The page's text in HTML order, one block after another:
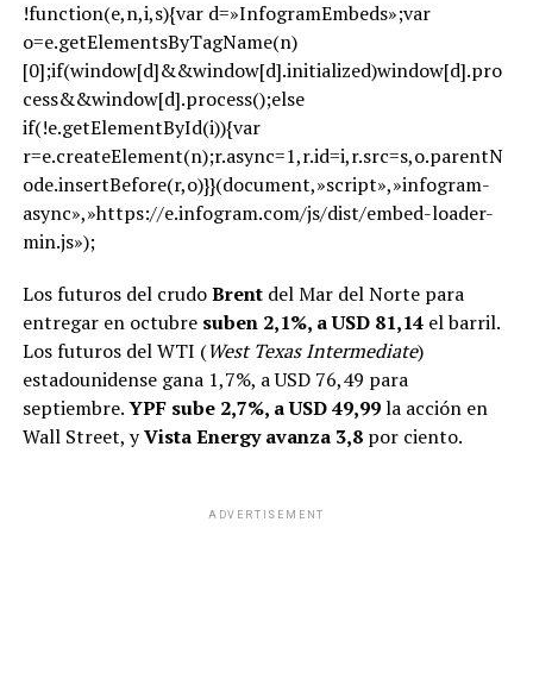
!function(e,n,i,s){var d=»InfogramEmbeds»;var
o=e.getElementsByTagName(n)
[0];if(window[d]&&window[d].initialized)window[d].pro
cess&&window[d].process();else
if(!e.getElementById(i)){var
r=e.createElement(n);r.async=1,r.id=i,r.src=s,o.parentN
ode.insertBefore(r,o)}}(document,»script»,»infogram-
async»,»https://e.infogram.com/js/dist/embed-loader-
min.js»);
Los futuros del crudoBrent del Mar del Norte para
entregar en octubre suben 2,1%, a USD 81,14 el barril.
Los futuros del WTI (West Texas Intermediate)
estadounidense gana 1,7%, a USD 76,49 para
septiembre.YPF sube 2,7%, a USD 49,99la acción en
Wall Street, yVista Energy avanza 3,8por ciento.
ADVERTISEMENT